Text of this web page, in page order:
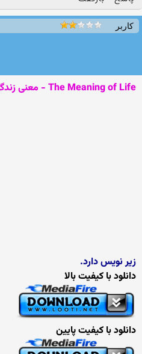
کاربر
The Meaning of Life - معنی زندگی
زیر نویس دارد.
دانلود با کیفیت بالا
دانلود با کیفیت پایین